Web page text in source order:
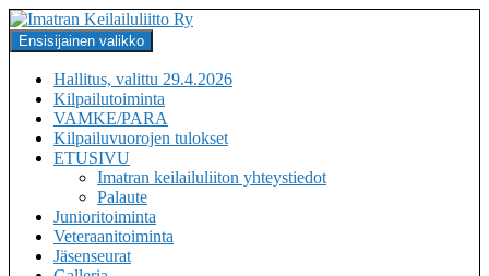
Siirry
sisältöön
Imatran Keilailuliitto Ry
Haku
Ensisijainen valikko
Hallitus, valittu 29.4.2026
Kilpailutoiminta
VAMKE/PARA
Kilpailuvuorojen tulokset
ETUSIVU
Imatran keilailuliiton yhteystiedot
Palaute
Junioritoiminta
Veteraanitoiminta
Jäsenseurat